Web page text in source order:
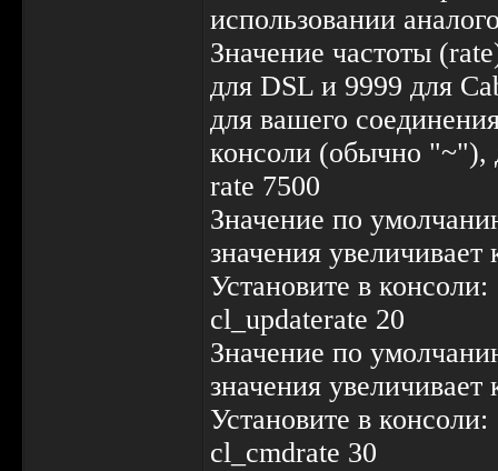
использовании
Значение частоты
для DSL и 9999 для
для вашего
консоли (обычно "~"),
rate 7500
Значение по
значения
Установите в консоли:
cl_updaterate 20
Значение по
значения
Установите в консоли:
cl_cmdrate 30